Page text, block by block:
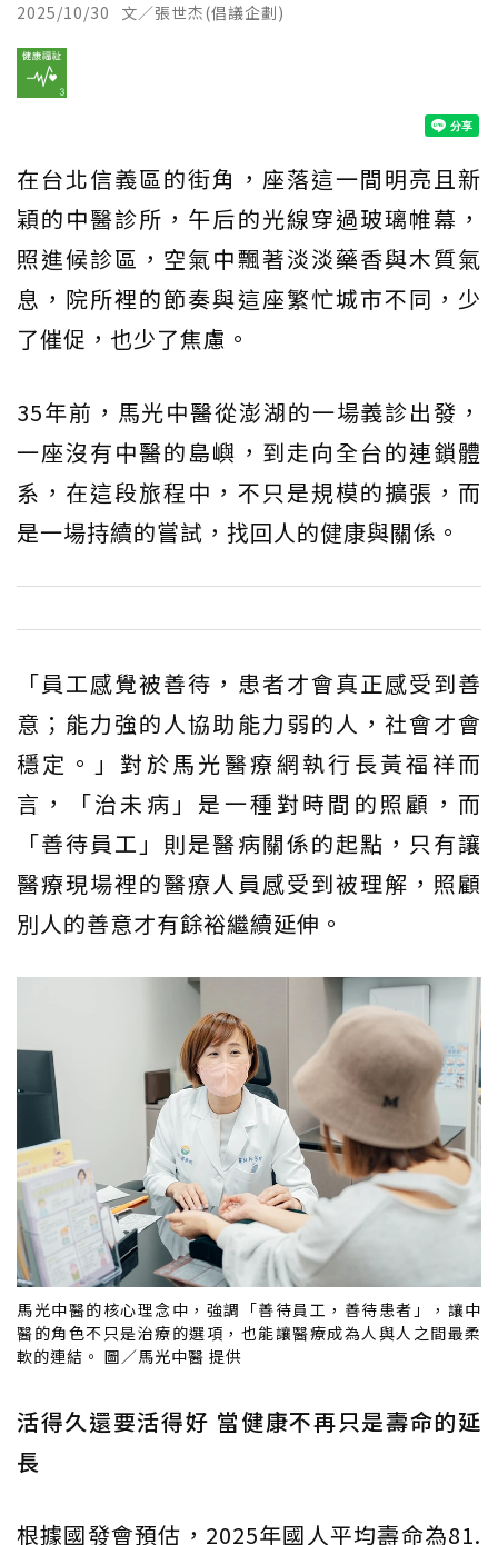
2025/10/30 文／張世杰(倡議企劃)
在台北信義區的街角，座落這一間明亮且新
穎的中醫診所，午后的光線穿過玻璃帷幕，
照進候診區，空氣中飄著淡淡藥香與木質氣
息，院所裡的節奏與這座繁忙城市不同，少
了催促，也少了焦慮。
35年前，馬光中醫從澎湖的一場義診出發，
一座沒有中醫的島嶼，到走向全台的連鎖體
系，在這段旅程中，不只是規模的擴張，而
是一場持續的嘗試，找回人的健康與關係。
「員工感覺被善待，患者才會真正感受到善
意；能力強的人協助能力弱的人，社會才會
穩定。」對於馬光醫療網執行長黃福祥而
言，「治未病」是一種對時間的照顧，而
「善待員工」則是醫病關係的起點，只有讓
醫療現場裡的醫療人員感受到被理解，照顧
別人的善意才有餘裕繼續延伸。
馬光中醫的核心理念中，強調「善待員工，善待患者」，讓中
醫的角色不只是治療的選項，也能讓醫療成為人與人之間最柔
軟的連結。 圖／馬光中醫 提供
活得久還要活得好 當健康不再只是壽命的延
長
根據國發會預估，2025年國人平均壽命為81.